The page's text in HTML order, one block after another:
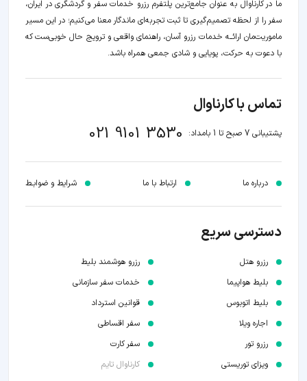
ما در کارناوال به عنوان جامع‌ترین پلتفرم رزرو خدمات سفر و گردشگری در ایران،
سفر را از لحظه‌ تصمیم‌گیری تا ثبت تجربه‌ای ماندگار معنا می‌کنیم؛ در این مسیر‍
ماموریت‌مان اراﺋــﻪ خدمات رزرو آسان، راهنمای واقعی و ترویج حال خوبی‌ست که
با دعوت به حرکت، پویایی و شادی جمعی همراه باشد.
تماس با کارناوال
پشتیبانی 7 صبح تا 1 بامداد: 021 9101 3530
درباره ما ارتباط با ما شرایط و ضوابـط
دسترسی سریع
رزرو هتل
بلیط هواپیما
بلیط اتوبوس
اجاره ویلا
رزرو تور
ویزای توریستی
رزرو هوشمند بلیط
خدمات سفر سازمانی
قوانین استرداد
سفر اقساطی
سفر کارت
کارناوال تایم